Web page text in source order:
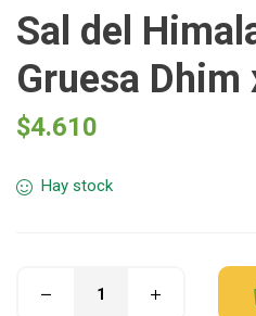
Sal del
Gruesa Dhim
$4.610
Hay stock